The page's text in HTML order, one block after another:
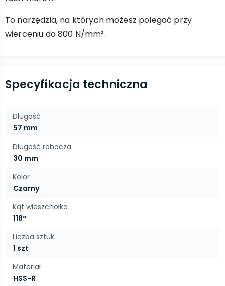
To narzędzia, na których możesz polegać przy
wierceniu do 800 N/mm².
Specyfikacja techniczna
Długość
57 mm
Długość robocza
30 mm
Kolor
Czarny
Kąt wieszchołka
118°
Liczba sztuk
1 szt
Materiał
HSS-R